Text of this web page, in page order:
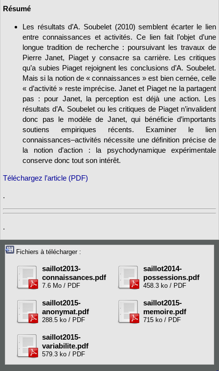
Résumé
Les résultats d’A. Soubelet (2010) semblent écarter le lien
entre connaissances et activités. Ce lien fait l’objet d’une
longue tradition de recherche : poursuivant les travaux de
Pierre Janet, Piaget y consacre sa carrière. Les critiques
qu’a subies Piaget rejoignent les conclusions d’A. Soubelet.
Mais si la notion de « connaissances » est bien cernée, celle
« d’activité » reste imprécise. Janet et Piaget ne la partagent
pas : pour Janet, la perception est déjà une action. Les
résultats d’A. Soubelet ou les critiques de Piaget n’invalident
donc pas le modèle de Janet, qui bénéficie d’importants
soutiens empiriques récents. Examiner le lien
connaissances–activités nécessite une définition précise de
la notion d’action : la psychodynamique expérimentale
conserve donc tout son intérêt.
Téléchargez l’article (PDF)
.
.
Fichiers à télécharger :
saillot2013-
connaissances.pdf
7.6 Mo / PDF
saillot2014-
possessions.pdf
458.3 ko / PDF
saillot2015-
anonymat.pdf
288.5 ko / PDF
saillot2015-
memoire.pdf
715 ko / PDF
saillot2015-
variabilite.pdf
579.3 ko / PDF